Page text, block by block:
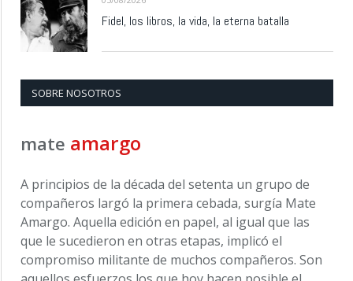
Fidel, los libros, la vida, la eterna batalla
SOBRE NOSOTROS
mate amargo
A principios de la década del setenta un grupo de
compañeros largó la primera cebada, surgía Mate
Amargo. Aquella edición en papel, al igual que las
que le sucedieron en otras etapas, implicó el
compromiso militante de muchos compañeros. Son